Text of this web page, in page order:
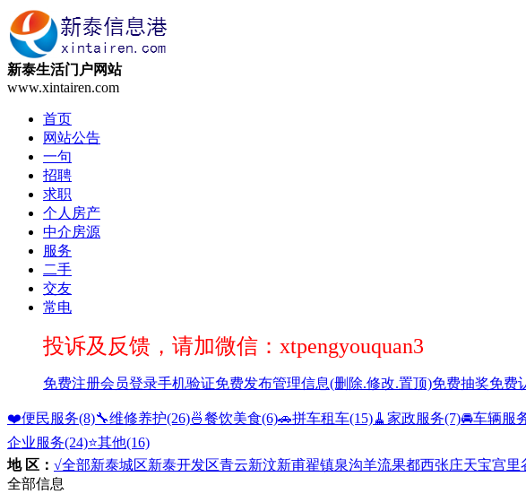
新泰生活门户网站
www.xintairen.com
首页
网站公告
一句
招聘
求职
个人房产
中介房源
服务
二手
交友
常电
投诉及反馈，请加微信：xtpengyouquan3
免费注册会员登录手机验证免费发布管理信息(删除.修改.置顶)免费抽奖免费
❤️便民服务(8)🔧维修养护(26)🍜餐饮美食(6)🚗拼车租车(15)🧹家政服务(7)🚘车辆服
企业服务(24)⭐️其他(16)
地 区： √全部新泰城区新泰开发区青云新汶新甫翟镇泉沟羊流果都西张庄天宝宫里
全部信息